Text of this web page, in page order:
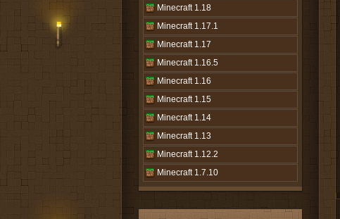
Minecraft 1.18
Minecraft 1.17.1
Minecraft 1.17
Minecraft 1.16.5
Minecraft 1.16
Minecraft 1.15
Minecraft 1.14
Minecraft 1.13
Minecraft 1.12.2
Minecraft 1.7.10